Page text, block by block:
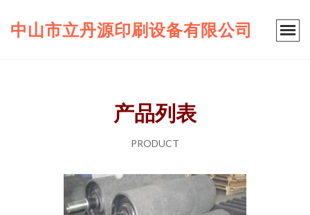
中山市立丹源印刷设备有限公司
产品列表
PRODUCT